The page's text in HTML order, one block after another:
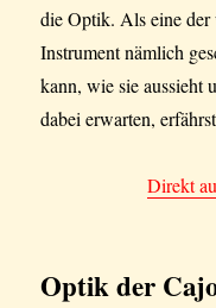
die Optik. Als eine
Instrument nämlich
kann, wie sie aussieht
dabei erwarten,
Direkt
Optik der